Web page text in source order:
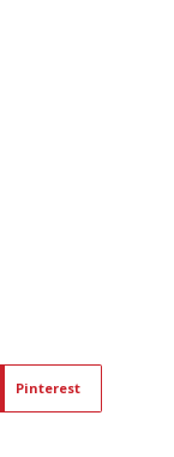
Pinterest